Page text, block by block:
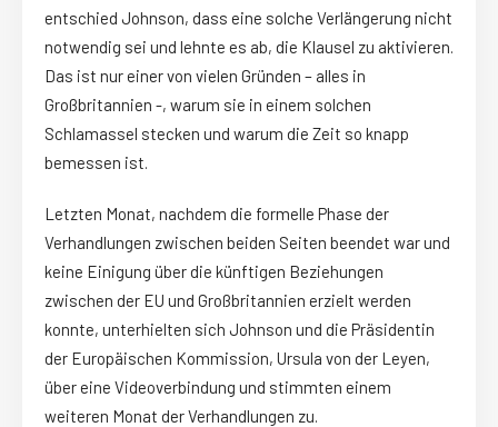
entschied Johnson, dass eine solche Verlängerung nicht
notwendig sei und lehnte es ab, die Klausel zu aktivieren.
Das ist nur einer von vielen Gründen – alles in
Großbritannien -, warum sie in einem solchen
Schlamassel stecken und warum die Zeit so knapp
bemessen ist.
Letzten Monat, nachdem die formelle Phase der
Verhandlungen zwischen beiden Seiten beendet war und
keine Einigung über die künftigen Beziehungen
zwischen der EU und Großbritannien erzielt werden
konnte, unterhielten sich Johnson und die Präsidentin
der Europäischen Kommission, Ursula von der Leyen,
über eine Videoverbindung und stimmten einem
weiteren Monat der Verhandlungen zu.